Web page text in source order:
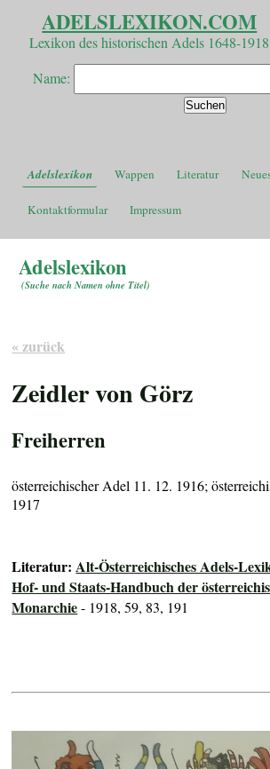
ADELSLEXIKON.COM
Lexikon des historischen Adels 1648-1918
Name:
Adelslexikon Wappen Literatur
Kontaktformular Impressum
Adelslexikon
(Suche nach Namen ohne Titel)
« zurück
Zeidler von Görz
Freiherren
österreichischer Adel 11. 12. 1916;
1917
Literatur:Alt-Österreichisches Adels-
Hof- und Staats-Handbuch der
Monarchie- 1918, 59, 83, 191